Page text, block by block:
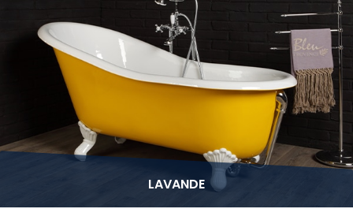
LAVANDE